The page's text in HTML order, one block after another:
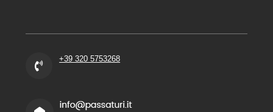
+39 320 5753268